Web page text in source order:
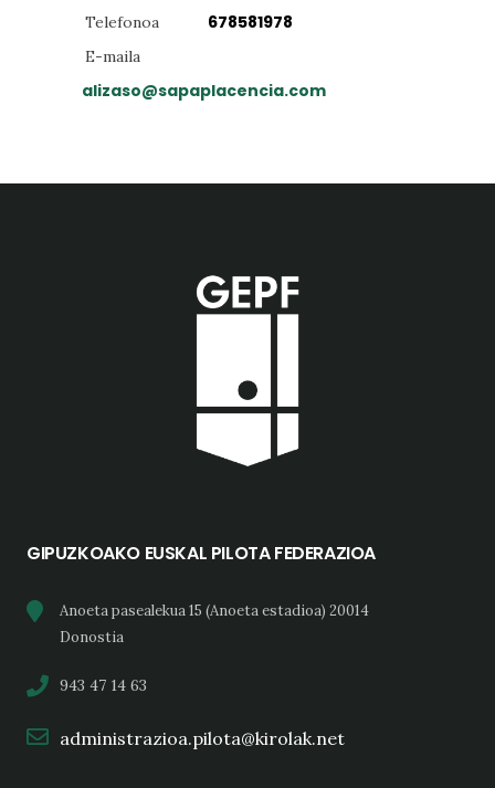
Telefonoa 678581978
E-maila
alizaso@sapaplacencia.com
GIPUZKOAKO EUSKAL PILOTA FEDERAZIOA
Anoeta pasealekua 15 (Anoeta estadioa) 20014
Donostia
943 47 14 63
administrazioa.pilota@kirolak.net